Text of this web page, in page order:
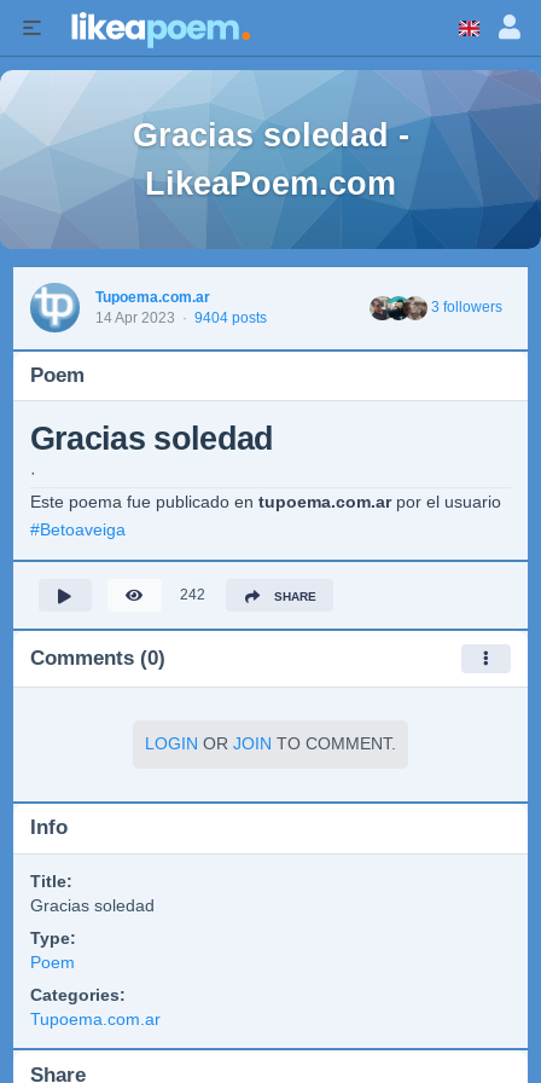
Gracias soledad -
LikeaPoem.com
Tupoema.com.ar
14 Apr 2023 · 9404 posts
3 followers
Poem
Gracias soledad
·
Este poema fue publicado en tupoema.com.arpor el usuario
#Betoaveiga
242 SHARE
Comments (0)
LOGIN OR JOIN TO COMMENT.
Info
Title:
Gracias soledad
Type:
Poem
Categories:
Tupoema.com.ar
Share